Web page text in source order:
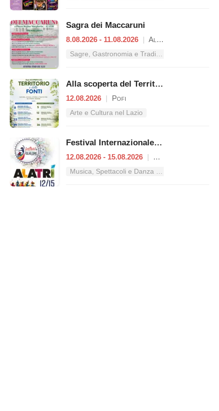
Sagra dei Maccaruni
8.08.2026 - 11.08.2026 | Alatri
Sagre, Gastronomia e Tradizioni nel Lazio
Alla scoperta del Territorio e delle Fonti
12.08.2026 | Pofi
Arte e Cultura nel Lazio
Festival Internazionale del Folklore
12.08.2026 - 15.08.2026 |
Musica, Spettacoli e Danza nel Lazio